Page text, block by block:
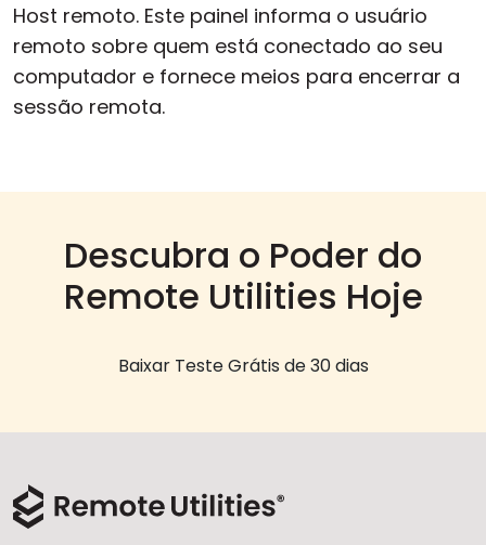
Host remoto. Este painel informa o usuário
remoto sobre quem está conectado ao seu
computador e fornece meios para encerrar a
sessão remota.
Descubra o Poder do
Remote Utilities Hoje
Baixar Teste Grátis de 30 dias